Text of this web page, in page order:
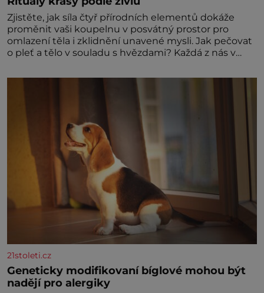
Zjistěte, jak síla čtyř přírodních elementů dokáže
proměnit vaši koupelnu v posvátný prostor pro
omlazení těla i zklidnění unavené mysli. Jak pečovat
o pleť a tělo v souladu s hvězdami? Každá z nás v
naší povaze, ale i v potřebách naší pokožky. Ohnivá
znamení Ženy narozené ve znamení Berana, Lva a
Střelce v sobě nesou žár, odvahu a neutuchající elán.
21stoleti.cz
Geneticky modifikovaní bíglové mohou být
nadějí pro alergiky